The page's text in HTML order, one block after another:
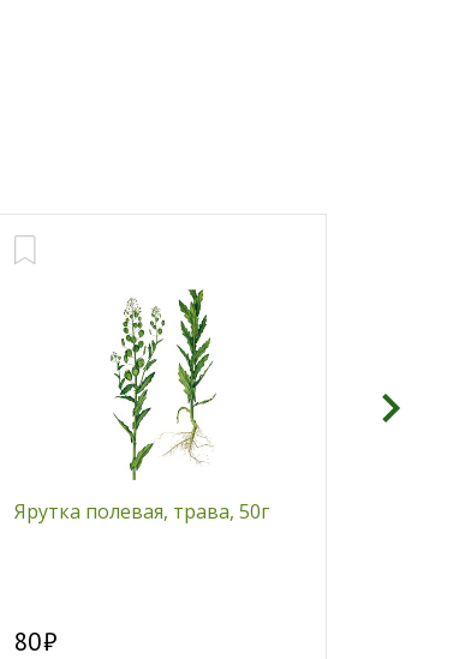
Ярутка полевая, трава, 50г
80